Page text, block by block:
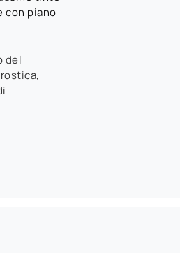
con piano
del